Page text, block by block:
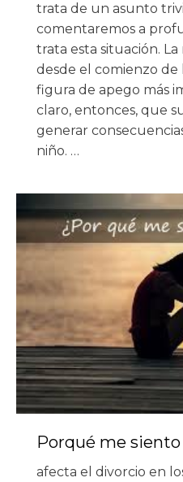
trata de un asunto
comentaremos a
trata esta situación.
desde el comienzo de
figura de apego más
claro, entonces, que
generar
niño. …
Porqué me siento
afecta el divorcio en